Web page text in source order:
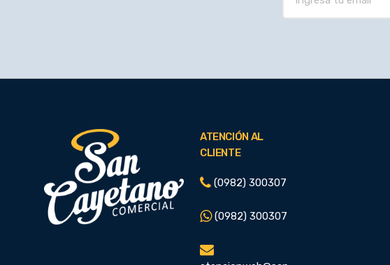
ATENCIÓN AL
CLIENTE
(0982) 300307
(0982) 300307